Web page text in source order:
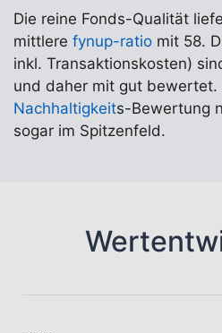
Die reine Fonds-Qualität
mittlere fynup-ratio mit 58.
inkl. Transaktionskosten)
und daher mit gut bewertet.
Nachhaltigkeits-Bewertung
sogar im Spitzenfeld.